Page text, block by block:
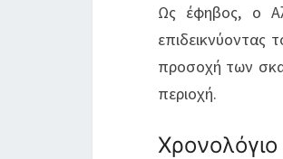
Ως έφηβος, ο
επιδεικνύοντας
προσοχή των
περιοχή.